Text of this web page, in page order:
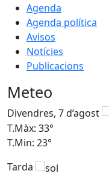
Agenda
Agenda política
Avisos
Notícies
Publicacions
Meteo
Divendres, 7 d’agost
T.Màx: 33°
T.Min: 23°
Tarda